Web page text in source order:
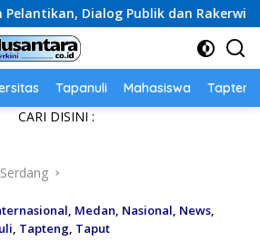
Publik dan Rakerwil Diduga
Tapanuli Mahasiswa Tapteng
CARI DISINI :
, Medan, Nasional, News,
, Tapteng, Taput